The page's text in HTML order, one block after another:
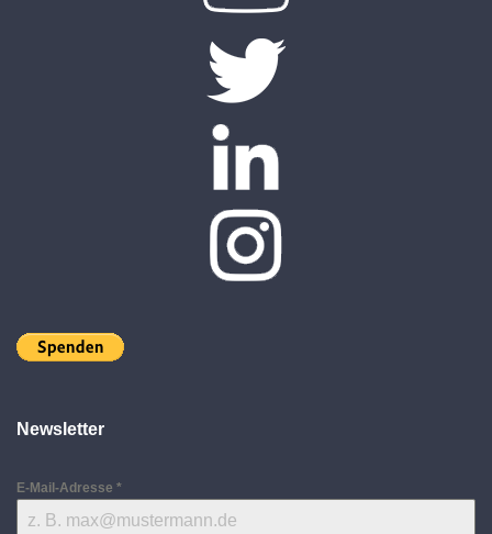
Newsletter
E-Mail-Adresse *